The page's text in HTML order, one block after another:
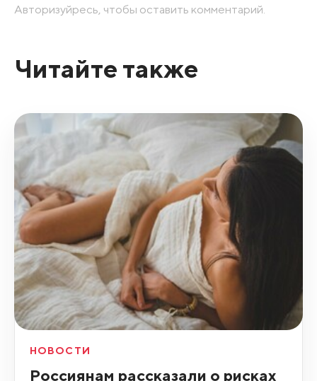
Авторизуйресь, чтобы оставить комментарий.
Читайте также
НОВОСТИ
Россиянам рассказали о рисках